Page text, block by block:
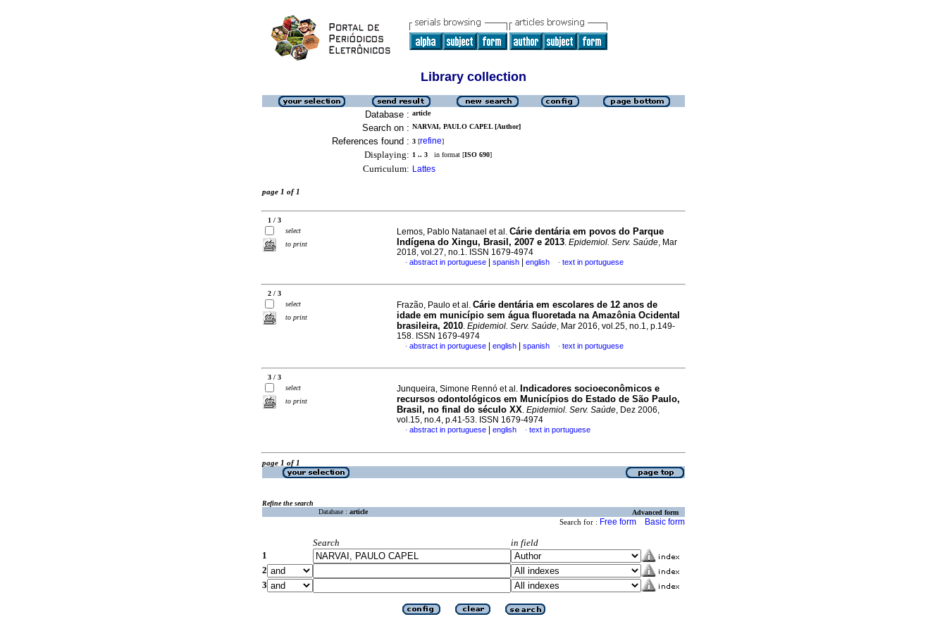
Library collection
Database : article
Search on : NARVAI, PAULO CAPEL [Author]
References found : 3 [refine]
Displaying: 1 .. 3 in format [ISO 690]
Curriculum: Lattes
page 1 of 1
1 / 3
select
to print
Lemos, Pablo Natanael et al. Cárie dentária em povos do Parque
Indígena do Xingu, Brasil, 2007 e 2013. Epidemiol. Serv. Saúde, Mar
2018, vol.27, no.1. ISSN 1679-4974
· abstract in portuguese spanish english · text in portuguese
2 / 3
select
to print
Frazão, Paulo et al. Cárie dentária em escolares de 12 anos de
idade em município sem água fluoretada na Amazônia Ocidental
brasileira, 2010. Epidemiol. Serv. Saúde, Mar 2016, vol.25, no.1, p.149-
158. ISSN 1679-4974
· abstract in portuguese english spanish · text in portuguese
3 / 3
select
to print
Junqueira, Simone Rennó et al. Indicadores socioeconômicos e
recursos odontológicos em Municípios do Estado de São Paulo,
Brasil, no final do século XX. Epidemiol. Serv. Saúde, Dez 2006,
vol.15, no.4, p.41-53. ISSN 1679-4974
· abstract in portuguese english · text in portuguese
page 1 of 1
Refine the search
Database : article Advanced form
Search for : Free form Basic form
Search
in field
1
2
3